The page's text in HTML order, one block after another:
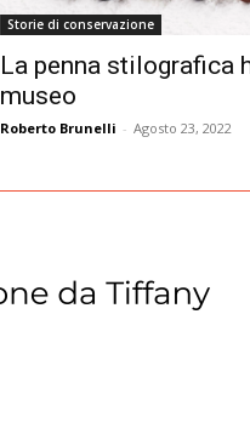
Storie di conservazione
La penna stilografica
museo
Roberto Brunelli - Agosto 23, 2022